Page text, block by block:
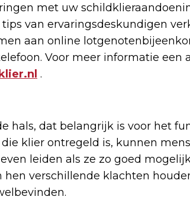
met uw
van ervaringsdeskundigen
aan online
Voor meer informatie een
.
hals, dat belangrijk is voor het
klier ontregeld is, kunnen
leiden als ze zo goed
verschillende klachten